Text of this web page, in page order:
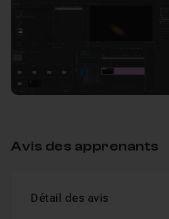
Avis des apprenants
Détail des avis